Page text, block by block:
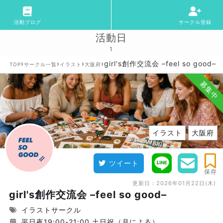
活動ブログ サークル登録
活動日
1
TOP›サークル一覧 › イラスト › 大阪府›girl's創作交流会 –feel so good–
募集中
イラスト 大阪府
ツイート
保存
更新日： 2026年01月22日(木)
girl's創作交流会 –feel so good–
イラストサークル